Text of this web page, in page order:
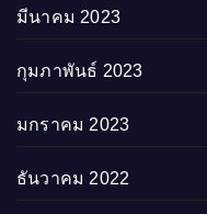
มีนาคม 2023
กุมภาพันธ์ 2023
มกราคม 2023
ธันวาคม 2022